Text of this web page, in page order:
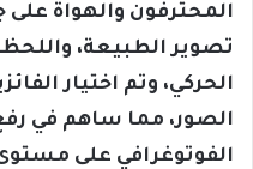
المحترفون والهواة على
تصوير الطبيعة،
الحركي، وتم اختيار
الصور، مما ساهم في
الفوتوغرافي على